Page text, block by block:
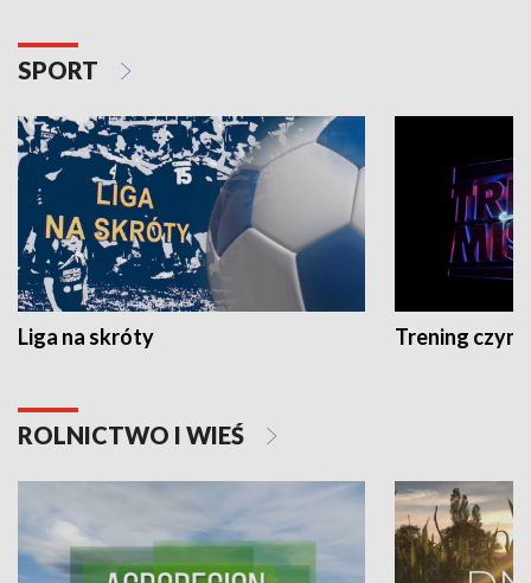
SPORT
Liga na skróty Trening czyni
ROLNICTWO I WIEŚ